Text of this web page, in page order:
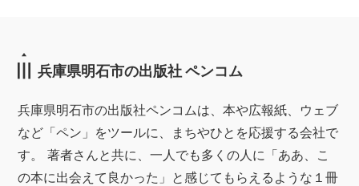
兵庫県明石市の出版社 ペンコム
兵庫県明石市の出版社ペンコムは、本や広報紙、ウェブ
など「ペン」をツールに、まちやひとを応援する会社で
す。 著者さんと共に、一人でも多くの人に「ああ、こ
の本に出会えて良かった」と感じてもらえるような１冊